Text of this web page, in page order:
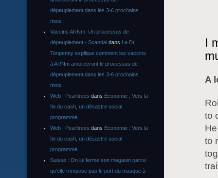
I
A
to
to
dépeuplement dans les 3-6 prochains
mois
Vaccins ARNm: Un processus de
dépeuplement - Scandal dans Le Dr
Tenpenny explique comment les vaccins
à ARNm amorceront le processus de
dépeuplement dans les 3-6 prochains
mois
Web | Pearltrees dans Économie : Vers la
fin du cash, un désastre social
programmé
Web | Pearltrees dans Économie : Vers la
fin du cash, un désastre social
programmé
Suisse : On lui ferme son magasin parce
qu’elle n’impose pas le port du masque à